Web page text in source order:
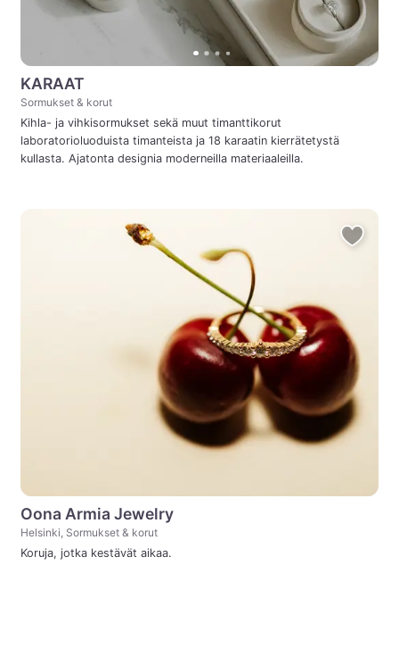
KARAAT
Sormukset & korut
Kihla- ja vihkisormukset sekä muut timanttikorut
laboratorioluoduista timanteista ja 18 karaatin kierrätetystä
kullasta. Ajatonta designia moderneilla materiaaleilla.
Oona Armia Jewelry
Helsinki, Sormukset & korut
Koruja, jotka kestävät aikaa.